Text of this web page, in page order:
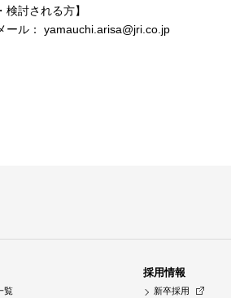
討される方】
： yamauchi.arisa@jri.co.jp
覧
採用情報
新卒採用